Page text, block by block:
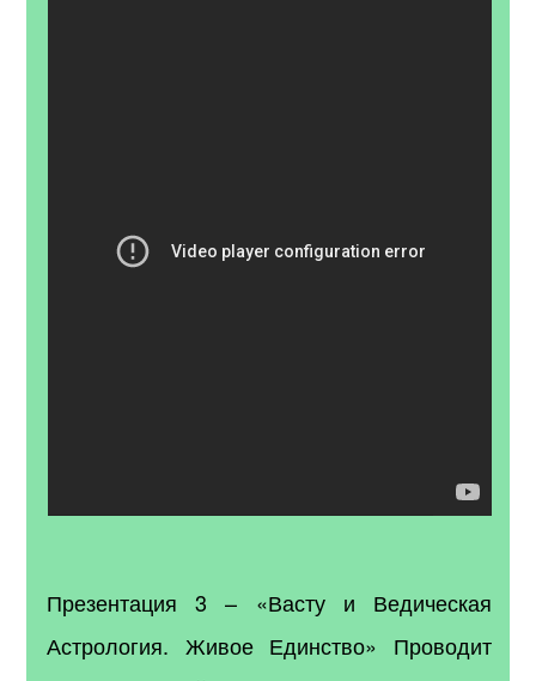
Презентация 3 – «Васту и Ведическая
Астрология. Живое Единство» Проводит